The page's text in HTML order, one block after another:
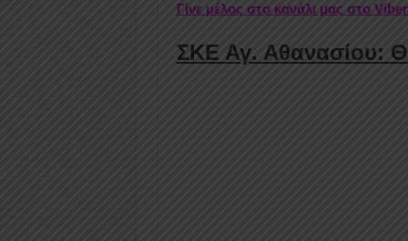
Γίνε μέλος στο κανάλι μας στο
ΣΚΕ Αγ. Αθανασίου: